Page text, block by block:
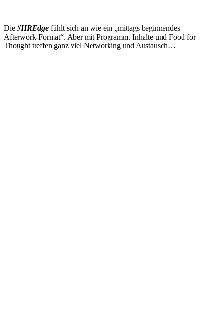
Die #HREdge fühlt sich an wie ein „mittags beginnendes
Afterwork-Format“. Aber mit Programm. Inhalte und Food for
Thought treffen ganz viel Networking und Austausch…